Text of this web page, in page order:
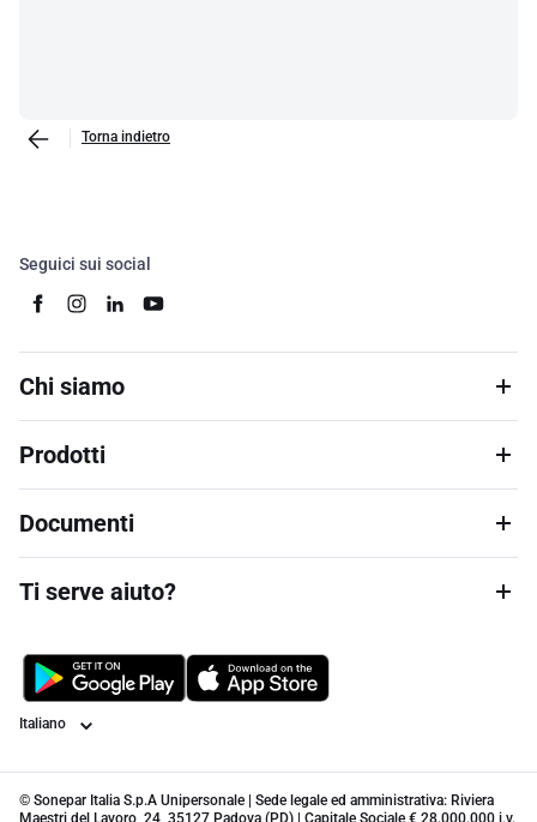
Torna indietro
Seguici sui social
Chi siamo
Prodotti
Documenti
Ti serve aiuto?
Lingua
© Sonepar Italia S.p.A Unipersonale | Sede legale ed amministrativa: Riviera
Maestri del Lavoro, 24, 35127 Padova (PD) | Capitale Sociale € 28.000.000 i.v.